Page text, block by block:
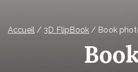
Accueil 3D FlipBook Book